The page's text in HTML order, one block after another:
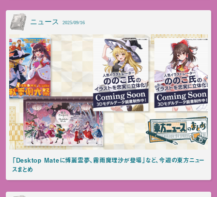
ニュース 2025/09/16
「Desktop Mateに博麗霊夢、霧雨魔理沙が登場」など、今週の東方ニュー
スまとめ